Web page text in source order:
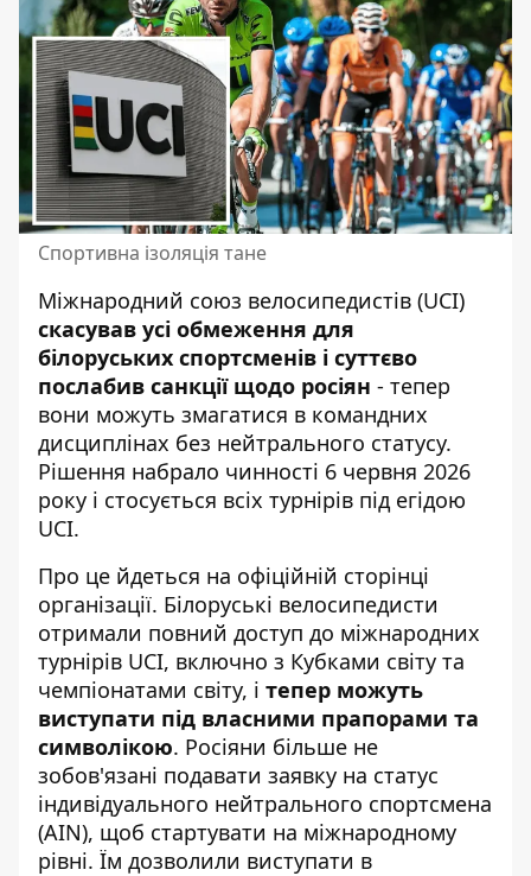
Спортивна ізоляція тане
Міжнародний союз велосипедистів (UCI)
скасував усі обмеження для
білоруських спортсменів і суттєво
послабив санкції щодо росіян - тепер
вони можуть змагатися в командних
дисциплінах без нейтрального статусу.
Рішення набрало чинності 6 червня 2026
року і стосується всіх турнірів під егідою
UCI.
Про це йдеться на офіційній сторінці
організації. Білоруські велосипедисти
отримали повний доступ до міжнародних
турнірів UCI, включно з Кубками світу та
чемпіонатами світу, і тепер можуть
виступати під власними прапорами та
символікою. Росіяни більше не
зобов'язані подавати заявку на статус
індивідуального нейтрального спортсмена
(AIN), щоб стартувати на міжнародному
рівні. Їм дозволили виступати в